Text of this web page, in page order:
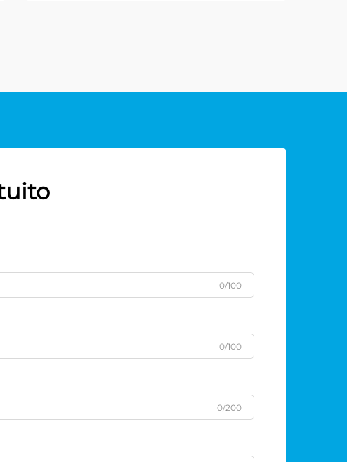
0/100
0/100
0/200